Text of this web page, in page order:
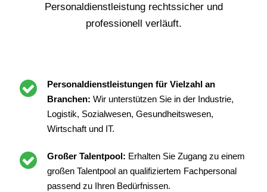
Personaldienstleistung rechtssicher und
professionell verläuft.
Personaldienstleistungen für Vielzahl an
Branchen: Wir unterstützen Sie in der Industrie,
Logistik, Sozialwesen, Gesundheitswesen,
Wirtschaft und IT.
Großer Talentpool: Erhalten Sie Zugang zu einem
großen Talentpool an qualifiziertem Fachpersonal
passend zu Ihren Bedürfnissen.